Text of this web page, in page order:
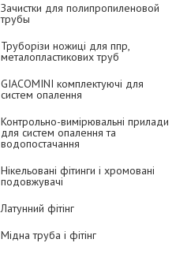
Зачистки для полипропиленовой
трубы
Труборізи ножиці для ппр,
металопластикових труб
GIACOMINI комплектуючі для
систем опалення
Контрольно-вимірювальні прилади
для систем опалення та
водопостачання
Нікельовані фітинги і хромовані
подовжувачі
Латунний фітінг
Мідна труба і фітінг